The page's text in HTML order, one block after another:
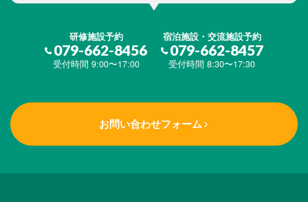
研修施設予約
079-662-8456
受付時間 9:00〜17:00
宿泊施設・交流施設予約
079-662-8457
受付時間 8:30〜17:30
お問い合わせフォーム